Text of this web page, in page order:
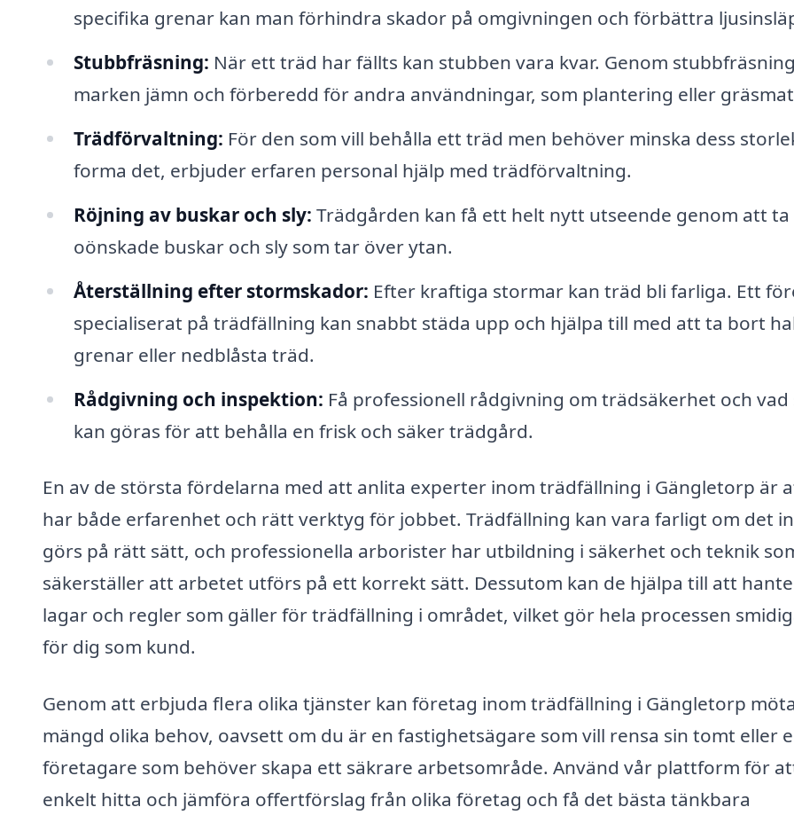
specifika grenar kan man förhindra skador på omgivningen och förbättra
Stubbfräsning: När ett träd har fällts kan stubben vara kvar. Genom
marken jämn och förberedd för andra användningar, som plantering eller
Trädförvaltning: För den som vill behålla ett träd men behöver minska dess
forma det, erbjuder erfaren personal hjälp med trädförvaltning.
Röjning av buskar och sly: Trädgården kan få ett helt nytt utseende genom att
oönskade buskar och sly som tar över ytan.
Återställning efter stormskador: Efter kraftiga stormar kan träd bli farliga. Ett
specialiserat på trädfällning kan snabbt städa upp och hjälpa till med att ta bort
grenar eller nedblåsta träd.
Rådgivning och inspektion: Få professionell rådgivning om trädsäkerhet och vad
kan göras för att behålla en frisk och säker trädgård.
En av de största fördelarna med att anlita experter inom trädfällning i Gängletorp är
har både erfarenhet och rätt verktyg för jobbet. Trädfällning kan vara farligt om det
görs på rätt sätt, och professionella arborister har utbildning i säkerhet och teknik
säkerställer att arbetet utförs på ett korrekt sätt. Dessutom kan de hjälpa till att
lagar och regler som gäller för trädfällning i området, vilket gör hela processen
för dig som kund.
Genom att erbjuda flera olika tjänster kan företag inom trädfällning i Gängletorp
mängd olika behov, oavsett om du är en fastighetsägare som vill rensa sin tomt eller
företagare som behöver skapa ett säkrare arbetsområde. Använd vår plattform för
enkelt hitta och jämföra offertförslag från olika företag och få det bästa tänkbara